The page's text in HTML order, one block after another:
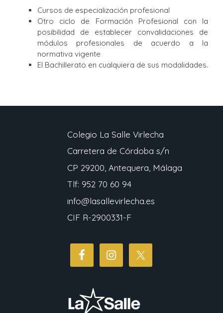
Cursos de especialización profesional
Otro ciclo de Formación Profesional con la
posibilidad de establecer convalidaciones de
módulos profesionales de acuerdo a la
normativa vigente
El Bachillerato en cualquiera de sus modalidades.
Colegio La Salle Virlecha
Carretera de Córdoba s/n
CP 29200, Antequera, Málaga
Tlf: 952 70 60 94
info@lasallevirlecha.es
CIF R-2900331-F